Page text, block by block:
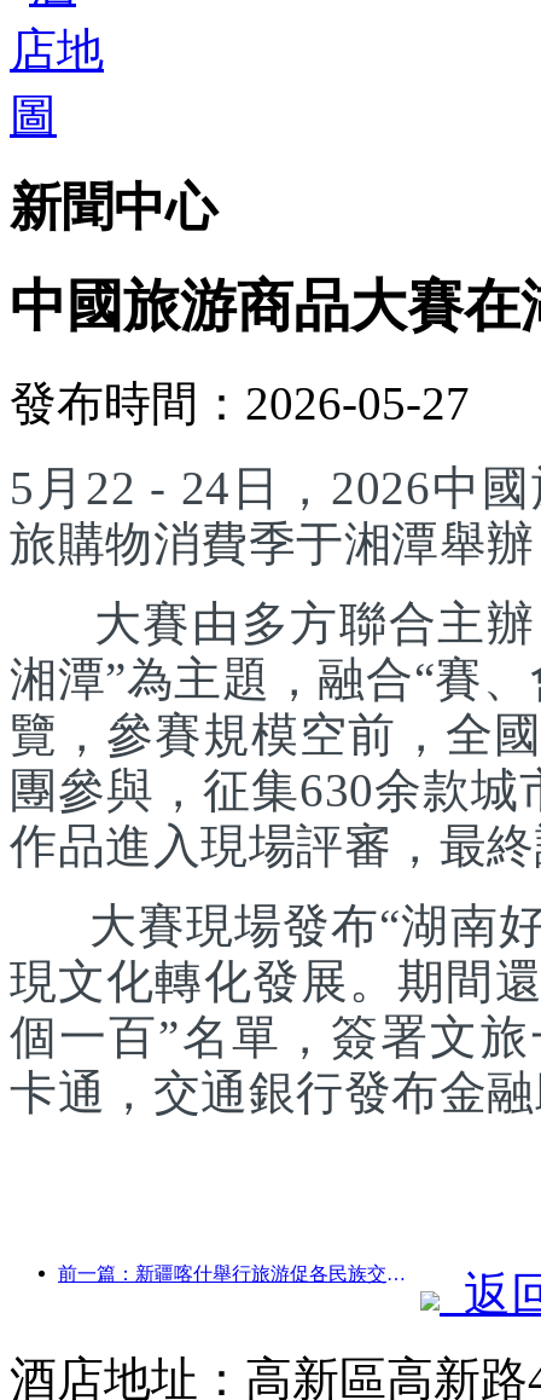
新聞中心
中國旅游商品大賽
發布時間：2026-05-27
5月22 - 24日，2026中
旅購物消費季于湘潭舉
大賽由多方聯合主辦
湘潭”為主題，融合“賽
覽，參賽規模空前，全
團參與，征集630余款
作品進入現場評審，最
大賽現場發布“湖南好
現文化轉化發展。期間
個一百”名單，簽署文
卡通，交通銀行發布金
前一篇：新疆喀什舉行旅游促各民族交流推廣活動
返
酒店地址：高新區高新路